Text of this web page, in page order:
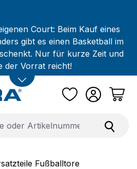
Court: Beim Kauf eines
gibt es einen Basketball im
Nur für kurze Zeit und
der Vorrat reicht!
Fußballtore